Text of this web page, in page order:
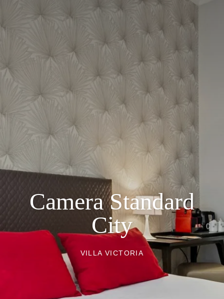
Camera Standard
City
VILLA VICTORIA